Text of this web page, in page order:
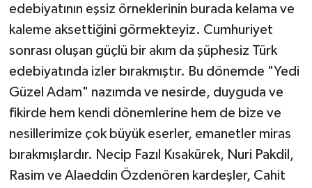
edebiyatının eşsiz örneklerinin burada kelama ve
kaleme aksettiğini görmekteyiz. Cumhuriyet
sonrası oluşan güçlü bir akım da şüphesiz Türk
edebiyatında izler bırakmıştır. Bu dönemde "Yedi
Güzel Adam" nazımda ve nesirde, duyguda ve
fikirde hem kendi dönemlerine hem de bize ve
nesillerimize çok büyük eserler, emanetler miras
bırakmışlardır. Necip Fazıl Kısakürek, Nuri Pakdil,
Rasim ve Alaeddin Özdenören kardeşler, Cahit